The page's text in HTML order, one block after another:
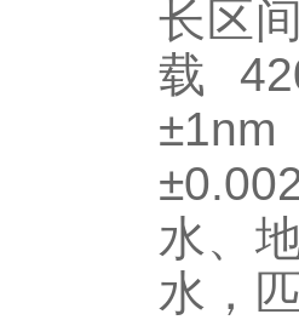
长区
载
水、
水，